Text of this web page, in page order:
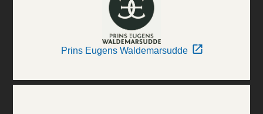
Prins Eugens Waldemarsudde